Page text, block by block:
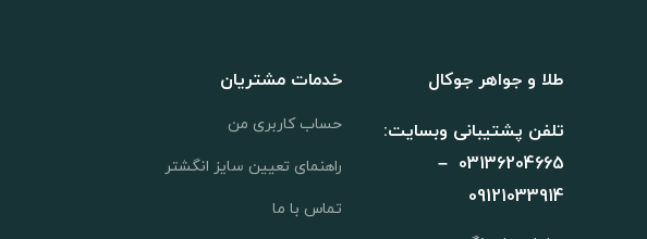
طلا و جواهر جوکال
تلفن پشتیبانی وبسایت:
03136204665 –
09121033914
خدمات مشتریان
حساب کاربری من
راهنمای تعیین سایز انگشتر
تماس با ما